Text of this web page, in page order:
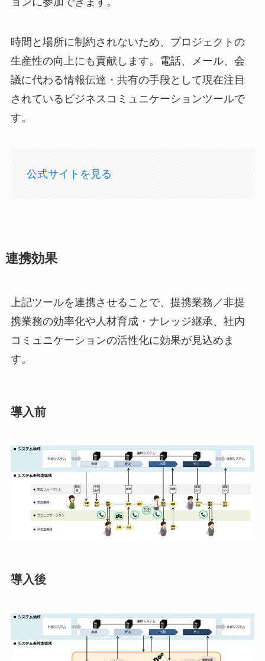
時間と場所に制約されないため、プロジェクトの
生産性の向上にも貢献します。電話、メール、会
議に代わる情報伝達・共有の手段として現在注目
されているビジネスコミュニケーションツールで
す。
公式サイトを見る
連携効果
上記ツールを連携させることで、提携業務／非提
携業務の効率化や人材育成・ナレッジ継承、社内
コミュニケーションの活性化に効果が見込めま
す。
導入前
導入後